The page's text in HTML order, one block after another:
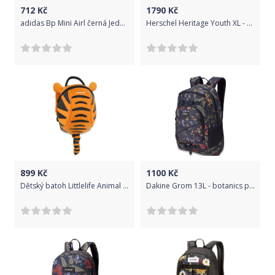
a zajištuje pevnost a zdravé nošení batohu. Navíc mi prý celá
konstrukce výrazně odlehčuje zátěž na záda. Super, to jsem ani
nevěděl. ZEVNITŘ Do školního batohu se mi vleze všechno, co
takový prvňáček jako já potřebuje. 22 litrů je dost místa a
hledat v milionech kapes. Navíc ta kapsa je zevnitř prostě boží.
Designová podšívka s proužkama má styl. Na velké sešity mám
příhrádku přímo u zad, aby mě to netáhlo dozadu. Další přihrádka
je na tablet, ten sice v první třídě ještě nemám, ale snad v té
další… Milý ježíšku… :P Všechny věci v té hlavní kapse si vždycky
nepřevažovalo dozadu. Zdá se mi, že díky tohle systému mám
batoh o dost lehčí než ostatní. TIP Na tenhle batoh jde připnout
menší batoh. Je velký tak akorát a na různé výlety, chození ven a
můžu normálně blbnout. Když jdu z tréningu přímo ze školy tak si
ho připnu na můj školní batoh a to je super. Lepší než chodit s
igelitkou.Kvalita, design, ergonomie, bezpečnost i zdraví - to je
712 Kč
adidas Bp Mini Airl černá Jednotná
1790 Kč
Herschel Heritage Youth XL - mid grey crosshatch/medieval blue crosshatch/black crosshatch uni
899 Kč
Dětský batoh Littlelife Animal Toddler Daysack - tigger uni
1100 Kč
Dakine Grom 13L - botanics pet uni